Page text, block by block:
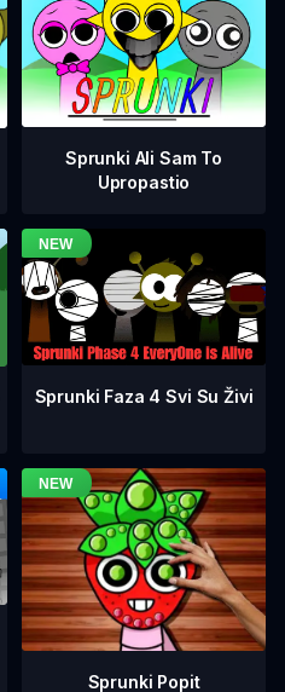
Sprunki Ali Sam To
Upropastio
Sprunki Faza 4 Svi Su Živi
Sprunki Popit